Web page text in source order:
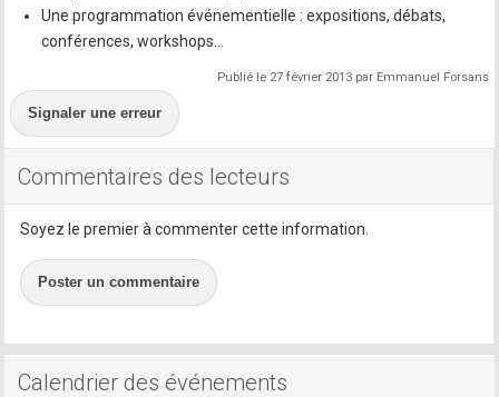
Une programmation événementielle : expositions, débats,
conférences, workshops…
Publié le 27 février 2013 par Emmanuel Forsans
Signaler une erreur
Commentaires des lecteurs
Soyez le premier à commenter cette information.
Poster un commentaire
Calendrier des événements